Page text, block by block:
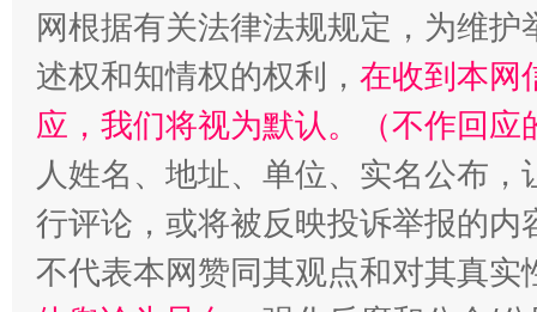
“蜀中异人”王建安的艺术幻境
网根据有关法律法规规定，为维
述权和知情权的权利， 在收到本网
应，我们将视为默认。（不作回应
人姓名、地址、单位、实名公布
行评论，或将被反映投诉举报的
不代表本网赞同其观点和对其真实